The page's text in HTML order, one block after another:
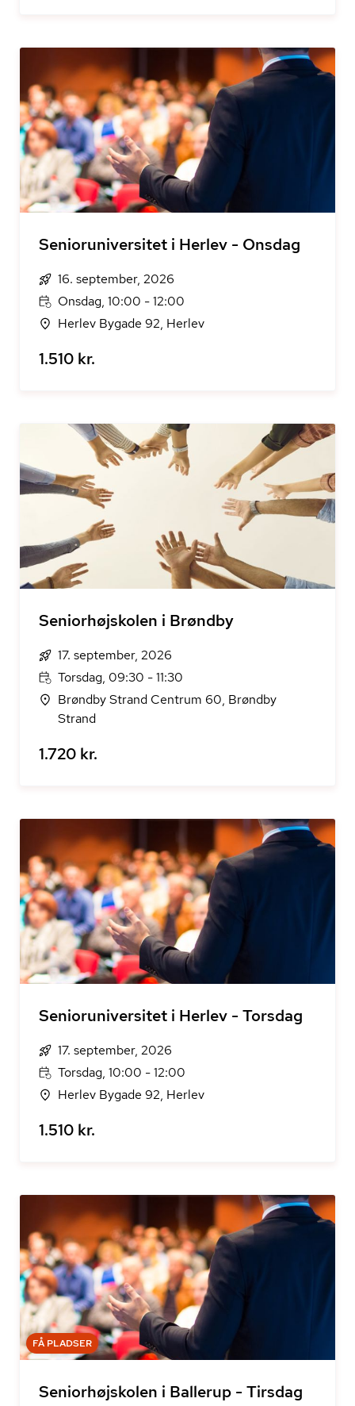
Senioruniversitet i Herlev - Onsdag
16. september, 2026
Onsdag, 10:00 - 12:00
Herlev Bygade 92, Herlev
1.510 kr.
Seniorhøjskolen i Brøndby
17. september, 2026
Torsdag, 09:30 - 11:30
Brøndby Strand Centrum 60, Brøndby
Strand
1.720 kr.
Senioruniversitet i Herlev - Torsdag
17. september, 2026
Torsdag, 10:00 - 12:00
Herlev Bygade 92, Herlev
1.510 kr.
FÅ PLADSER
Seniorhøjskolen i Ballerup - Tirsdag